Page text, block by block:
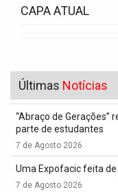
CAPA ATUAL
Últimas Notícias
“Abraço de Gerações”
parte de estudantes
7 de Agosto 2026
Uma Expofacic feita
7 de Agosto 2026